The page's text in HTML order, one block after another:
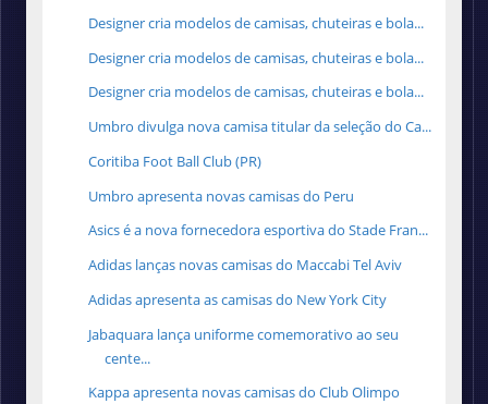
Designer cria modelos de camisas, chuteiras e bola...
Designer cria modelos de camisas, chuteiras e bola...
Designer cria modelos de camisas, chuteiras e bola...
Umbro divulga nova camisa titular da seleção do Ca...
Coritiba Foot Ball Club (PR)
Umbro apresenta novas camisas do Peru
Asics é a nova fornecedora esportiva do Stade Fran...
Adidas lanças novas camisas do Maccabi Tel Aviv
Adidas apresenta as camisas do New York City
Jabaquara lança uniforme comemorativo ao seu
cente...
Kappa apresenta novas camisas do Club Olimpo